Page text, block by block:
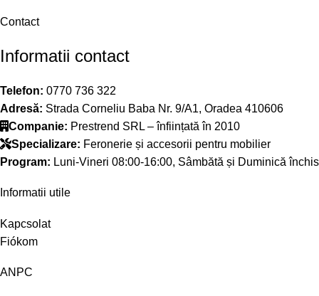
Contact
Informatii contact
Telefon: 0770 736 322
Adresă: Strada Corneliu Baba Nr. 9/A1, Oradea 410606
Companie: Prestrend SRL – înființată în 2010
Specializare: Feronerie și accesorii pentru mobilier
Program: Luni-Vineri 08:00-16:00, Sâmbătă și Duminică închis
Informatii utile
Kapcsolat
Fiókom
ANPC